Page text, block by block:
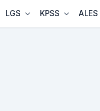
LGS KPSS ALES